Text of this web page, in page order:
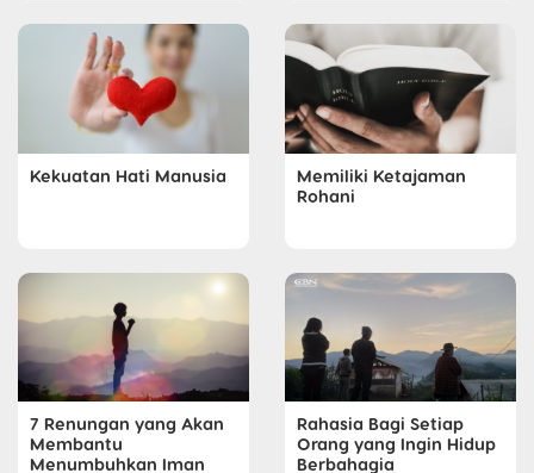
Kekuatan Hati Manusia
Memiliki Ketajaman
Rohani
7 Renungan yang Akan
Membantu
Menumbuhkan Iman
Rahasia Bagi Setiap
Orang yang Ingin Hidup
Berbahagia